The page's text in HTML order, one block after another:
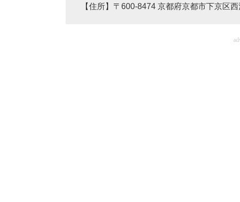
【住所】〒600-8474 京都府京都市下京区